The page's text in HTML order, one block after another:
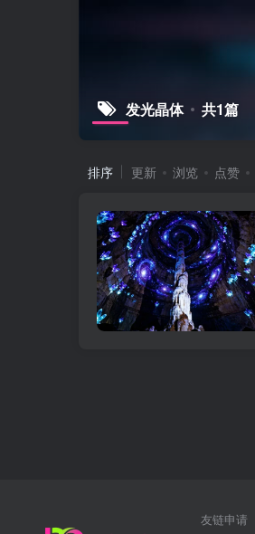
发光晶体 共1篇
排序 更新 浏览 点赞
友链申请